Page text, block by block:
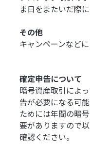
ま日をまたいだ際
その他
キャンペーンなど
確定申告について
暗号資産取引によ
告が必要になる可
ためには年間の暗
要がありますので
確認ください。